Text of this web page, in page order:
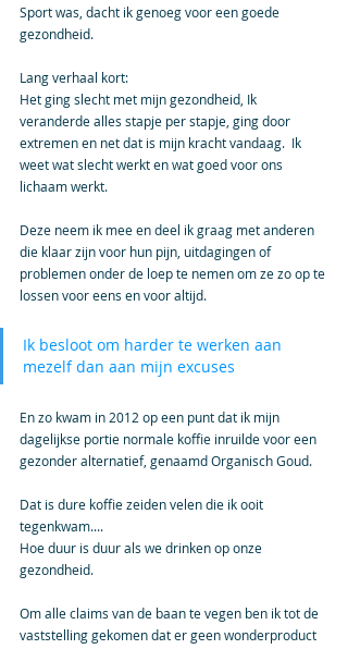
Sport was, dacht ik genoeg voor een goede
gezondheid.
Lang verhaal kort:
Het ging slecht met mijn gezondheid, Ik
veranderde alles stapje per stapje, ging door
extremen en net dat is mijn kracht vandaag.  Ik
weet wat slecht werkt en wat goed voor ons
lichaam werkt.
Deze neem ik mee en deel ik graag met anderen
die klaar zijn voor hun pijn, uitdagingen of
problemen onder de loep te nemen om ze zo op te
lossen voor eens en voor altijd.
Ik besloot om harder te werken aan
mezelf dan aan mijn excuses
En zo kwam in 2012 op een punt dat ik mijn
dagelijkse portie normale koffie inruilde voor een
gezonder alternatief, genaamd Organisch Goud.
Dat is dure koffie zeiden velen die ik ooit
tegenkwam....
Hoe duur is duur als we drinken op onze
gezondheid.
Om alle claims van de baan te vegen ben ik tot de
vaststelling gekomen dat er geen wonderproduct